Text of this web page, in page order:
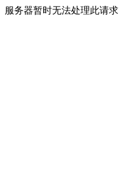
服务器暂时无法处理此请求